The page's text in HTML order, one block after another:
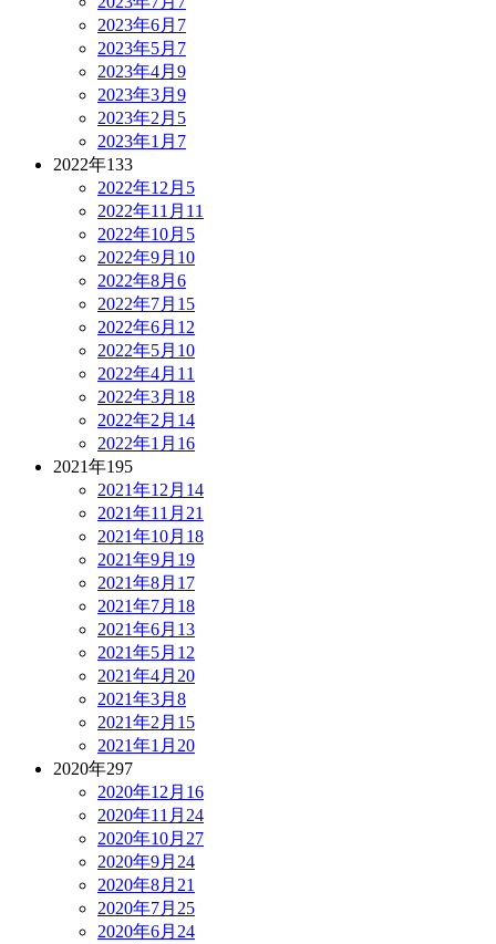
2023年6月 7
2023年5月 7
2023年4月 9
2023年3月 9
2023年2月 5
2023年1月 7
2022年133
2022年12月 5
2022年11月 11
2022年10月 5
2022年9月 10
2022年8月 6
2022年7月 15
2022年6月 12
2022年5月 10
2022年4月 11
2022年3月 18
2022年2月 14
2022年1月 16
2021年195
2021年12月 14
2021年11月 21
2021年10月 18
2021年9月 19
2021年8月 17
2021年7月 18
2021年6月 13
2021年5月 12
2021年4月 20
2021年3月 8
2021年2月 15
2021年1月 20
2020年297
2020年12月 16
2020年11月 24
2020年10月 27
2020年9月 24
2020年8月 21
2020年7月 25
2020年6月 24